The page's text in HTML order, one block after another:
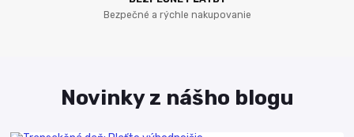
Bezpečné a rýchle nakupovanie
Novinky z nášho blogu